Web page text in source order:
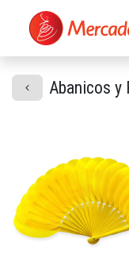
Abanicos y